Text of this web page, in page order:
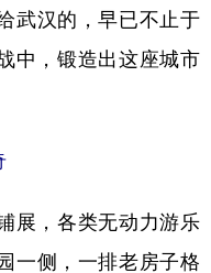
武汉的，早已不止于
中，锻造出这座城市
，各类无动力游乐
一侧，一排老房子格